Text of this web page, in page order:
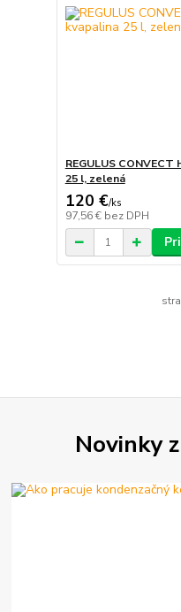
REGULUS
25 l, zelená
120 €/ks
97,56 € bez DPH
Novinky